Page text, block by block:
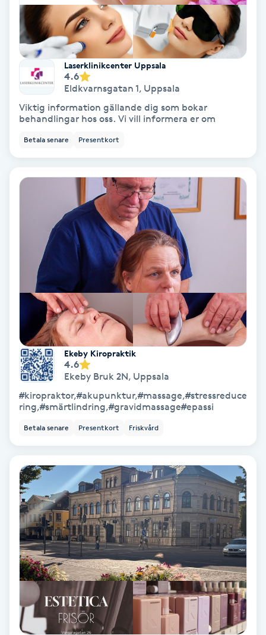
Regndroppsmassage
Reiki
Reikihealing
Reiki massage
Restorative Yoga
Rosenmetoden
Ryggmassage
Samtalsterapi
Senioryoga
Shiatsu
Skinbooster
Sklerosering
Skoinlägg
Skäggfärgning
Laserklinikcenter Uppsala
4.6
Eldkvarnsgatan 1, Uppsala
Viktig information gällande dig som bokar
behandlingar hos oss. Vi vill informera er om
Betala senare Presentkort
Ekeby Kiropraktik
4.6
Ekeby Bruk 2N, Uppsala
#kiropraktor,#akupunktur,#massage,#stressreduce
ring,#smärtlindring,#gravidmassage#epassi
Betala senare Presentkort Friskvård